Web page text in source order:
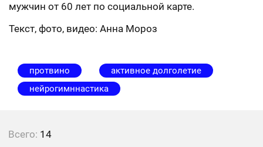
мужчин от 60 лет по социальной карте.
Текст, фото, видео: Анна Мороз
протвино
активное долголетие
нейрогимннастика
Всего: 14